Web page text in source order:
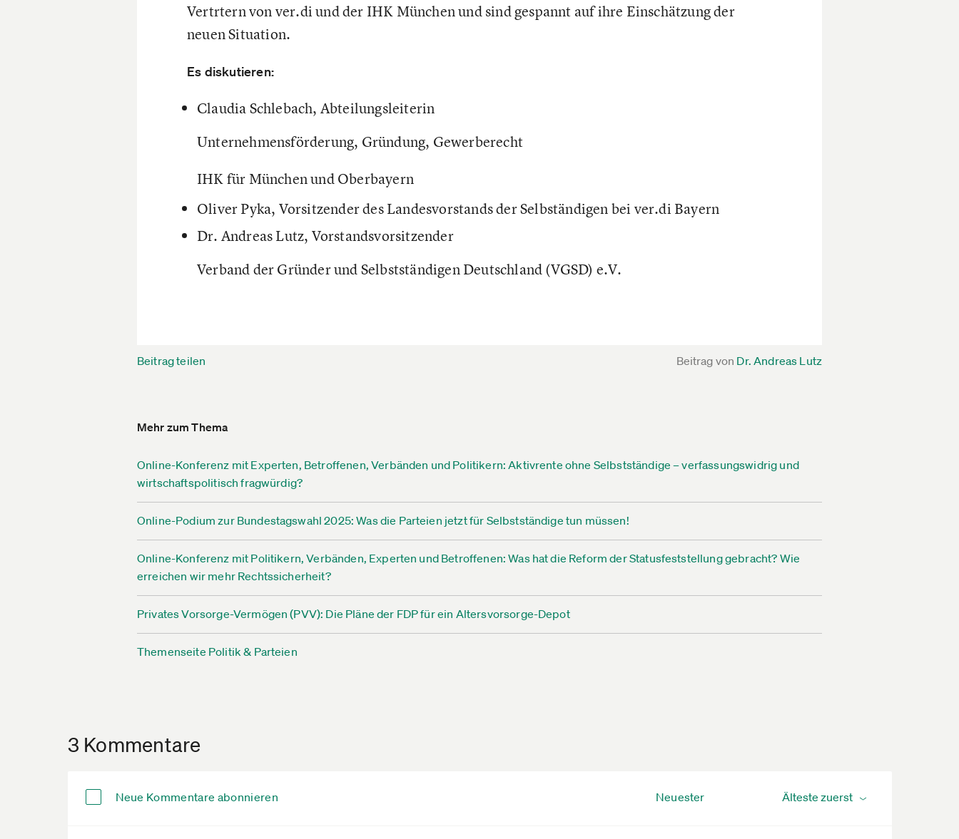
Vertrtern von ver.di und der IHK München und sind gespannt auf ihre Einschätzung der
neuen Situation.
Es diskutieren:
Claudia Schlebach, Abteilungsleiterin
Unternehmensförderung, Gründung, Gewerberecht
IHK für München und Oberbayern
Oliver Pyka, Vorsitzender des Landesvorstands der Selbständigen bei ver.di Bayern
Dr. Andreas Lutz, Vorstandsvorsitzender
Verband der Gründer und Selbstständigen Deutschland (VGSD) e.V.
Beitrag teilen Beitrag von Dr. Andreas Lutz
Mehr zum Thema
Online-Konferenz mit Experten, Betroffenen, Verbänden und Politikern: Aktivrente ohne Selbstständige – verfassungswidrig und
wirtschaftspolitisch fragwürdig?
Online-Podium zur Bundestagswahl 2025: Was die Parteien jetzt für Selbstständige tun müssen!
Online-Konferenz mit Politikern, Verbänden, Experten und Betroffenen: Was hat die Reform der Statusfeststellung gebracht? Wie
erreichen wir mehr Rechtssicherheit?
Privates Vorsorge-Vermögen (PVV): Die Pläne der FDP für ein Altersvorsorge-Depot
Themenseite Politik & Parteien
3 Kommentare
Neue Kommentare abonnieren Neuester